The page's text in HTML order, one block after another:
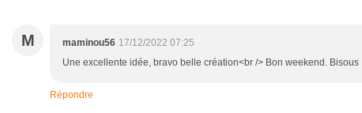
M maminou56 17/12/2022 07:25
Une excellente idée, bravo belle création<br /> Bon weekend. Bisous
Répondre